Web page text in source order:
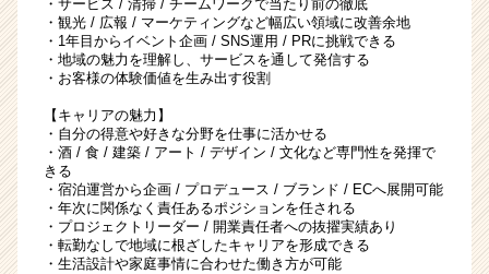
・サービス / 清掃 / チームワークで当たり前の徹底
・観光 / 広報 / マーケティングなど幅広い領域に改善余地
・1年目からイベント企画 / SNS運用 / PRに挑戦できる
・地域の魅力を理解し、サービスを通して発信する
・お客様の体験価値を生み出す役割
【キャリアの魅力】
・自分の得意や好きな分野を仕事に活かせる
・酒 / 食 / 建築 / アート / デザイン / 文化など専門性を発揮で
きる
・宿泊運営から企画 / プロデュース / ブランド / ECへ展開可能
・年次に関係なく責任あるポジションを任される
・プロジェクトリーダー / 開業責任者への抜擢実績あり
・転勤なしで地域に根ざしたキャリアを形成できる
・生活設計や家庭事情に合わせた働き方が可能